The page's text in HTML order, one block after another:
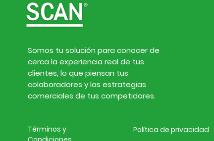
Inteligencia de
mercado. Noticias de
empresas y finanzas del
Somos tu solución para conocer de
cerca la experiencia real de tus
clientes, lo que piensan tus
colaboradores y las estrategias
comerciales de tus competidores.
Términos y
Política de privacidad